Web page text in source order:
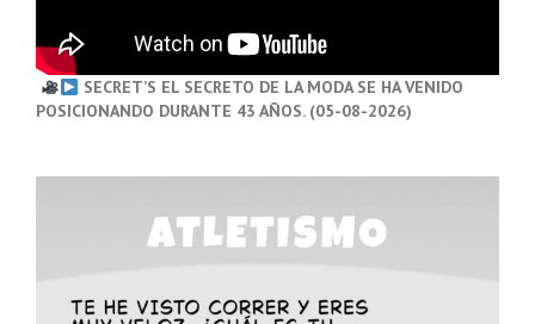
SECRET’S EL SECRETO DE LA MODA SE HA VENIDO
POSICIONANDO DURANTE 43 AÑOS. (05-08-2026)